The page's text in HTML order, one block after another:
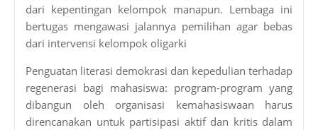
dari kepentingan kelompok manapun. Lembaga ini
bertugas mengawasi jalannya pemilihan agar bebas
dari intervensi kelompok oligarki
Penguatan literasi demokrasi dan kepedulian terhadap
regenerasi bagi mahasiswa: program-program yang
dibangun oleh organisasi kemahasiswaan harus
direncanakan untuk partisipasi aktif dan kritis dalam